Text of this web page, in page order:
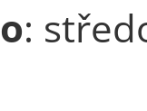
: